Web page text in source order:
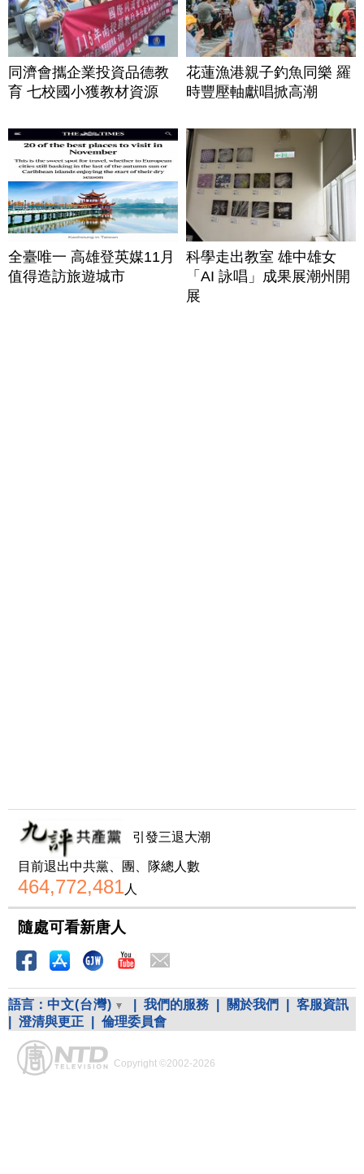
同濟會攜企業投資品德教
育 七校國小獲教材資源
花蓮漁港親子釣魚同樂 羅
時豐壓軸獻唱掀高潮
全臺唯一 高雄登英媒11月
值得造訪旅遊城市
科學走出教室 雄中雄女
「AI 詠唱」成果展潮州開
展
引發三退大潮
目前退出中共黨、團、隊總人數
464,772,481人
隨處可看新唐人
語言： 中文(台灣) 我們的服務 關於我們
客服資訊
澄清與更正 倫理委員會
Copyright ©2002-2026